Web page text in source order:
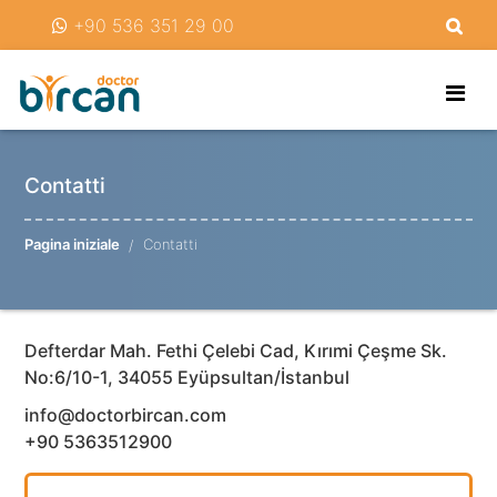
+90 536 351 29 00
Contatti
Pagina iniziale Contatti
Defterdar Mah. Fethi Çelebi Cad, Kırımi Çeşme Sk.
No:6/10-1, 34055 Eyüpsultan/İstanbul
info@doctorbircan.com
+90 5363512900